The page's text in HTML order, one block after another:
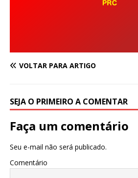
VOLTAR PARA ARTIGO
SEJA O PRIMEIRO A COMENTAR
Faça um comentário
Seu e-mail não será publicado.
Comentário